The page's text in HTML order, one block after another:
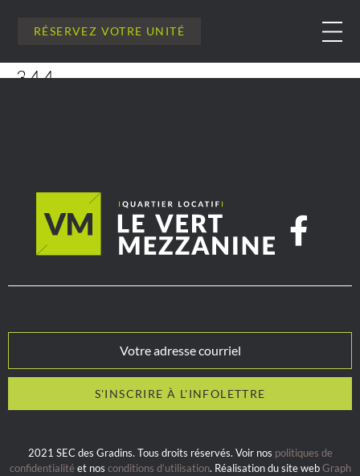
RÉSERVEZ VOTRE UNITÉ
344
2021 SEC des Gradins. Tous droits réservés. Voir nos politiques de
confidentialité et nos conditions d’utilisation. Réalisation du site webGraph